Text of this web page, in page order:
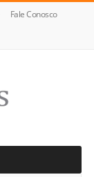
Fale Conosco